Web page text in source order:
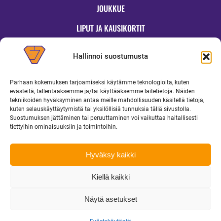
Hallinnoi suostumusta
Parhaan kokemuksen tarjoamiseksi käytämme teknologioita, kuten
evästeitä, tallentaaksemme ja/tai käyttääksemme laitetietoja. Näiden
tekniikoiden hyväksyminen antaa meille mahdollisuuden käsitellä tietoja,
kuten selauskäyttäytymistä tai yksilöllisiä tunnuksia tällä sivustolla.
Suostumuksen jättäminen tai peruuttaminen voi vaikuttaa haitallisesti
tiettyihin ominaisuuksiin ja toimintoihin.
Hyväksy kaikki
Kiellä kaikki
Näytä asetukset
JOUKKUE
LIPUT JA KAUSIKORTIT
OTTELUINFO
UUTISET
YRITYKSILLE
MEDIALLE
toimisto@superjymy.fi|Tietosuojaseloste